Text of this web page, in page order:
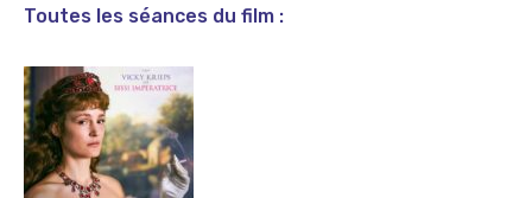
Toutes les séances du film :